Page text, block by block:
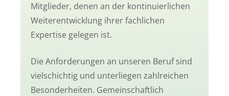
Mitglieder, denen an der kontinuierlichen
Weiterentwicklung ihrer fachlichen
Expertise gelegen ist.
Die Anforderungen an unseren Beruf sind
vielschichtig und unterliegen zahlreichen
Besonderheiten. Gemeinschaftlich